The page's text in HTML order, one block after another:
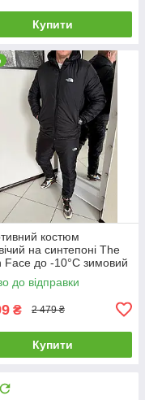
Купити
костюм
на синтепоні The
Face до -10°C зимовий
тнф чорний
до відправки
₴ 2 479 ₴
Купити